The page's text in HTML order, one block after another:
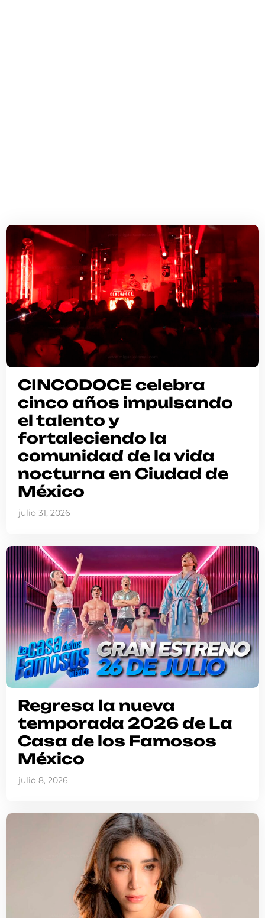
CINCODOCE celebra
cinco años impulsando
el talento y
fortaleciendo la
comunidad de la vida
nocturna en Ciudad de
México
julio 31, 2026
Regresa la nueva
temporada 2026 de La
Casa de los Famosos
México
julio 8, 2026